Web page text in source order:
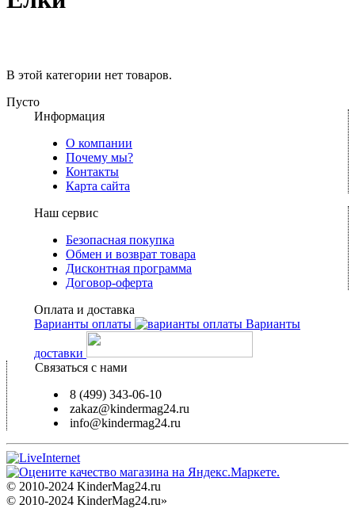
В этой категории нет товаров.
Пусто
Информация
О компании
Почему мы?
Контакты
Карта сайта
Наш сервис
Безопасная покупка
Обмен и возврат товара
Дисконтная программа
Договор-оферта
Оплата и доставка
Варианты оплаты
Варианты
доставки
Связаться с нами
8 (499) 343-06-10
zakaz@kindermag24.ru
info@kindermag24.ru
© 2010-2024 KinderMag24.ru
© 2010-2024 KinderMag24.ru»